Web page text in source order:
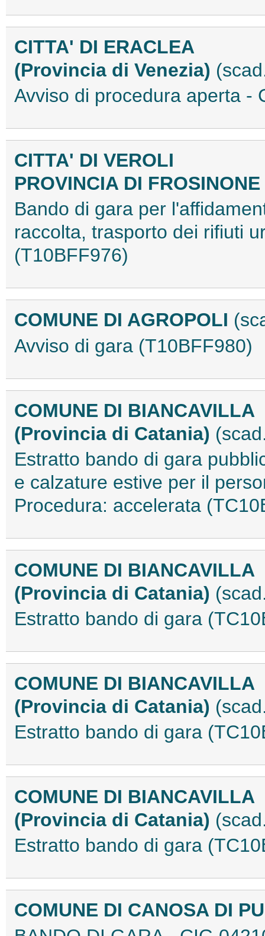
CITTA' DI ERACLEA
(Provincia di Venezia)
Avviso di procedura aperta -
CITTA' DI VEROLI
PROVINCIA DI FROSINONE
Bando di gara per
raccolta, trasporto dei rifiuti
(T10BFF976)
COMUNE DI AGROPOLI
Avviso di gara (T10BFF980)
COMUNE DI BIANCAVILLA
(Provincia di Catania)
Estratto bando di gara
e calzature estive per il
Procedura: accelerata
COMUNE DI BIANCAVILLA
(Provincia di Catania)
Estratto bando di gara
COMUNE DI BIANCAVILLA
(Provincia di Catania)
Estratto bando di gara
COMUNE DI BIANCAVILLA
(Provincia di Catania)
Estratto bando di gara
COMUNE DI CANOSA DI